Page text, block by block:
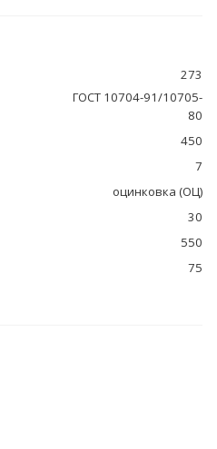
273
ГОСТ 10704-91/10705-
80
450
7
оцинковка (ОЦ)
30
550
75